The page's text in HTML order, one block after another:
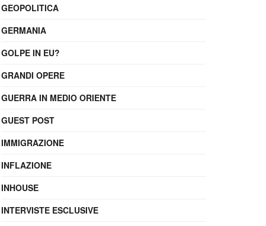
GEOPOLITICA
GERMANIA
GOLPE IN EU?
GRANDI OPERE
GUERRA IN MEDIO ORIENTE
GUEST POST
IMMIGRAZIONE
INFLAZIONE
INHOUSE
INTERVISTE ESCLUSIVE